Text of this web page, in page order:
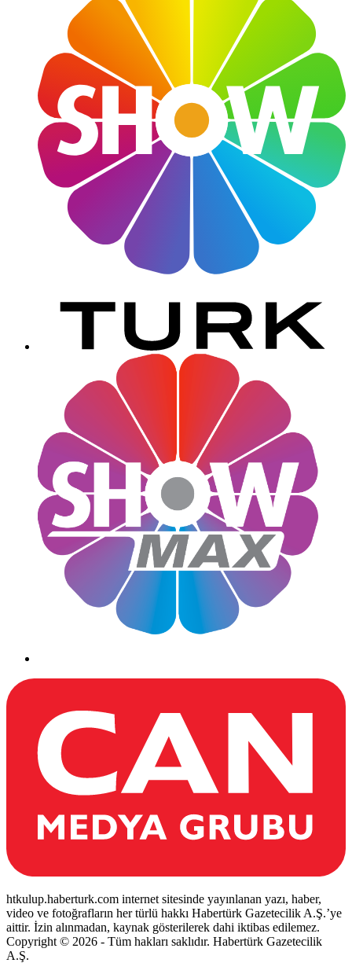
htkulup.haberturk.com internet sitesinde yayınlanan yazı, haber,
video ve fotoğrafların her türlü hakkı Habertürk Gazetecilik A.Ş.’ye
aittir. İzin alınmadan, kaynak gösterilerek dahi iktibas edilemez.
Copyright © 2026 - Tüm hakları saklıdır. Habertürk Gazetecilik
A.Ş.